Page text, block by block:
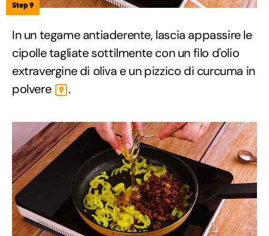
Step 9
In un tegame antiaderente, lascia appassire le
cipolle tagliate sottilmente con un filo d'olio
extravergine di oliva e un pizzico di curcuma in
polvere
9 .